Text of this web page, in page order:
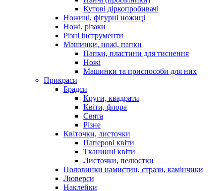
Кутові діркопробивачі
Ножиці, фігурні ножиці
Ножі, різаки
Різні інструменти
Машинки, ножі, папки
Папки, пластини для тиснення
Ножі
Машинки та приспособи для них
Прикраси
Брадси
Круги, квадрати
Квіти, флора
Свята
Різне
Квіточки, листочки
Паперові квіти
Тканинні квіти
Листочки, пелюстки
Половинки намистин, стрази, камінчики
Люверси
Наклейки